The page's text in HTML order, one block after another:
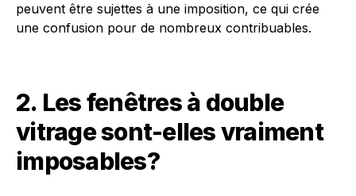
peuvent être sujettes à une imposition, ce qui crée
une confusion pour de nombreux contribuables.
2. Les fenêtres à double
vitrage sont-elles vraiment
imposables?